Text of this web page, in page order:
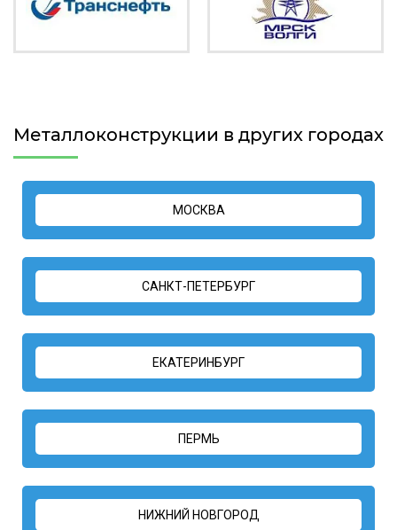
Металлоконструкции в других городах
МОСКВА
САНКТ-ПЕТЕРБУРГ
ЕКАТЕРИНБУРГ
ПЕРМЬ
НИЖНИЙ НОВГОРОД